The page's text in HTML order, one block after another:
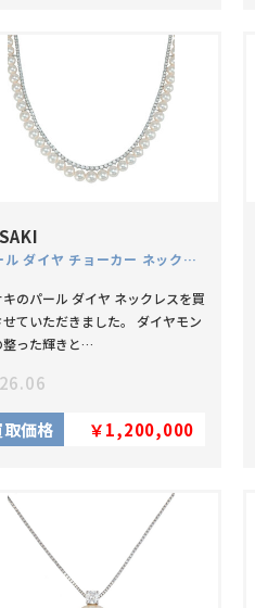
パール ダイヤ チョーカー ネックレス アコヤ真珠 K18WG
キのパール ダイヤ ネックレスを買
ていただきました。 ダイヤモン
整った輝きと…
取価格 ￥1,200,000